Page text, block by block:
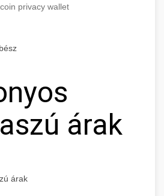
privacy wallet
árak
árak